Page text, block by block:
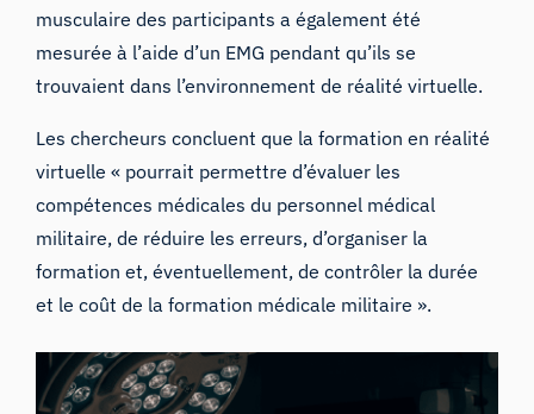
musculaire des participants a également été
mesurée à l’aide d’un EMG pendant qu’ils se
trouvaient dans l’environnement de réalité virtuelle.
Les chercheurs concluent que la formation en réalité
virtuelle « pourrait permettre d’évaluer les
compétences médicales du personnel médical
militaire, de réduire les erreurs, d’organiser la
formation et, éventuellement, de contrôler la durée
et le coût de la formation médicale militaire ».